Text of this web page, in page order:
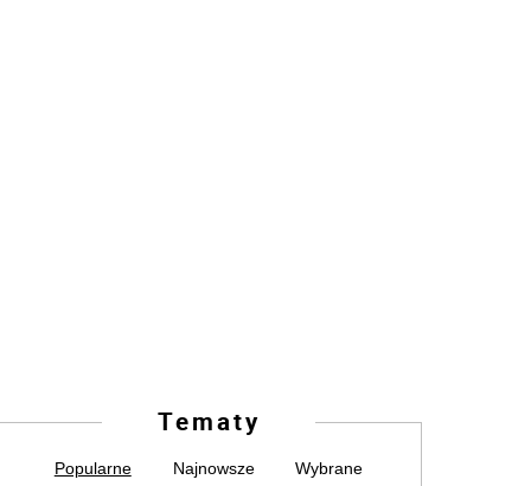
Tematy
Popularne Najnowsze Wybrane